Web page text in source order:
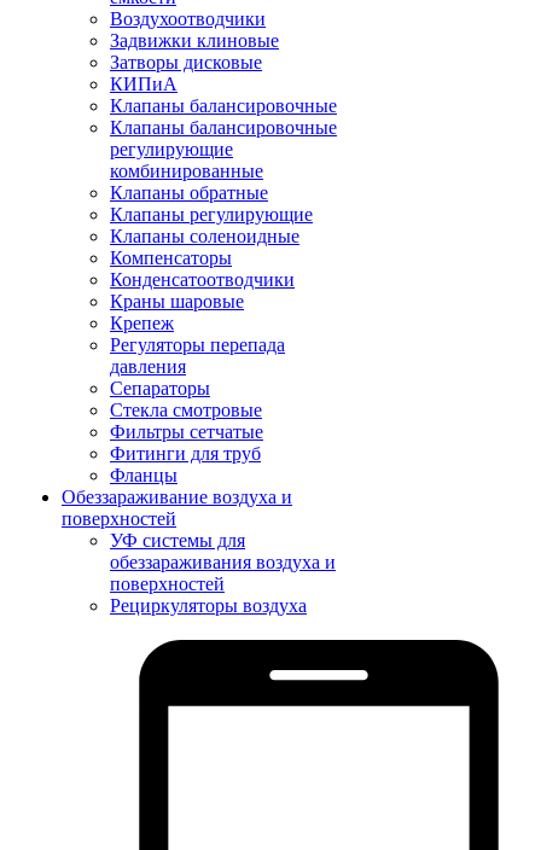
Воздухоотводчики
Задвижки клиновые
Затворы дисковые
КИПиА
Клапаны балансировочные
Клапаны балансировочные
регулирующие
комбинированные
Клапаны обратные
Клапаны регулирующие
Клапаны соленоидные
Компенсаторы
Конденсатоотводчики
Краны шаровые
Крепеж
Регуляторы перепада
давления
Сепараторы
Стекла смотровые
Фильтры сетчатые
Фитинги для труб
Фланцы
Обеззараживание воздуха и
поверхностей
УФ системы для
обеззараживания воздуха и
поверхностей
Рециркуляторы воздуха